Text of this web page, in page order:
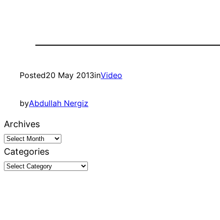
Posted20 May 2013inVideo
byAbdullah Nergiz
Archives
Categories